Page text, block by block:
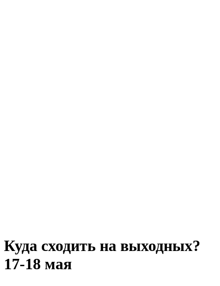
Куда сходить на выходных?
17-18 мая